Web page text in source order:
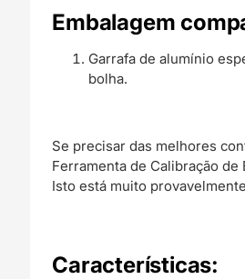
Embalagem
Garrafa de alumínio
bolha.
Se precisar das melhores
Ferramenta de Calibração
Isto está muito
Características: